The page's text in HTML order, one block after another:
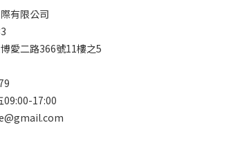
有限公司
愛二路366號11樓之5
09:00-17:00